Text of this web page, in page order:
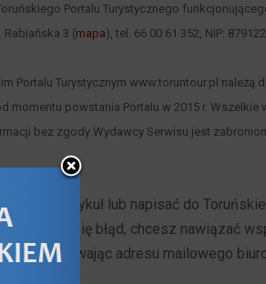
Portalu Turystycznego
Rabiańska 3 (mapa), tel. 66 00 61 352, NIP:
Portalu Turystycznym www.toruntour.pl należą
momentu powstania Portalu w 2015 r. Wszelkie
bez zgody Wydawcy Serwisu jest
swój artykuł lub napisać do
wkradł się błąd, chcesz nawiązać
zrobić używając adresu mailowego